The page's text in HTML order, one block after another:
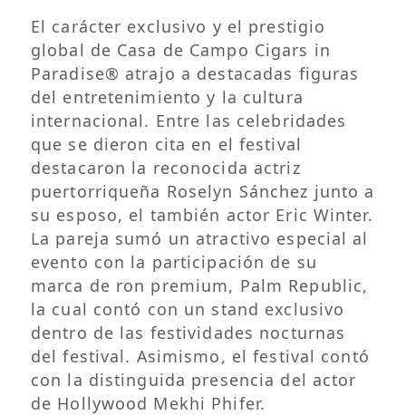
El carácter exclusivo y el prestigio
global de Casa de Campo Cigars in
Paradise® atrajo a destacadas figuras
del entretenimiento y la cultura
internacional. Entre las celebridades
que se dieron cita en el festival
destacaron la reconocida actriz
puertorriqueña Roselyn Sánchez junto a
su esposo, el también actor Eric Winter.
La pareja sumó un atractivo especial al
evento con la participación de su
marca de ron premium, Palm Republic,
la cual contó con un stand exclusivo
dentro de las festividades nocturnas
del festival. Asimismo, el festival contó
con la distinguida presencia del actor
de Hollywood Mekhi Phifer.